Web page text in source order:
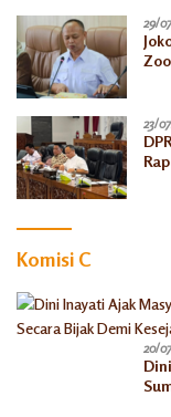
29/
23/
Komisi C
20/